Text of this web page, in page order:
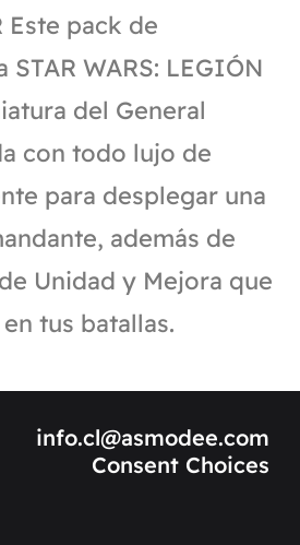
Este pack de
WARS: LEGIÓN
del General
con todo lujo de
para desplegar una
además de
Unidad y Mejora que
tus batallas.
info.cl@asmodee.com
Consent Choices